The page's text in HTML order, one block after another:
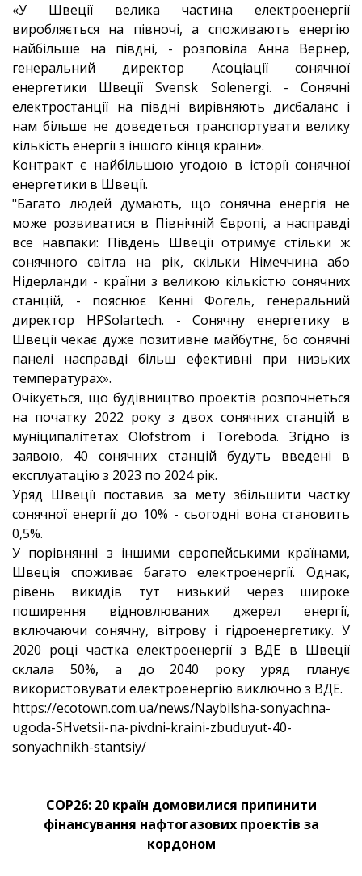
«У Швеції велика частина електроенергії
виробляється на півночі, а споживають енергію
найбільше на півдні, - розповіла Анна Вернер,
генеральний директор Асоціації сонячної
енергетики Швеції Svensk Solenergi. - Сонячні
електростанції на півдні вирівняють дисбаланс і
нам більше не доведеться транспортувати велику
кількість енергії з іншого кінця країни».
Контракт є найбільшою угодою в історії сонячної
енергетики в Швеції.
"Багато людей думають, що сонячна енергія не
може розвиватися в Північній Європі, а насправді
все навпаки: Південь Швеції отримує стільки ж
сонячного світла на рік, скільки Німеччина або
Нідерланди - країни з великою кількістю сонячних
станцій, - пояснює Кенні Фогель, генеральний
директор HPSolartech. - Сонячну енергетику в
Швеції чекає дуже позитивне майбутнє, бо сонячні
панелі насправді більш ефективні при низьких
температурах».
Очікується, що будівництво проектів розпочнеться
на початку 2022 року з двох сонячних станцій в
муніципалітетах Olofström і Töreboda. Згідно із
заявою, 40 сонячних станцій будуть введені в
експлуатацію з 2023 по 2024 рік.
Уряд Швеції поставив за мету збільшити частку
сонячної енергії до 10% - сьогодні вона становить
0,5%.
У порівнянні з іншими європейськими країнами,
Швеція споживає багато електроенергії. Однак,
рівень викидів тут низький через широке
поширення відновлюваних джерел енергії,
включаючи сонячну, вітрову і гідроенергетику. У
2020 році частка електроенергії з ВДЕ в Швеції
склала 50%, а до 2040 року уряд планує
використовувати електроенергію виключно з ВДЕ.
https://ecotown.com.ua/news/Naybilsha-sonyachna-
ugoda-SHvetsii-na-pivdni-kraini-zbuduyut-40-
sonyachnikh-stantsiy/
COP26: 20 країн домовилися припинити
фінансування нафтогазових проектів за
кордоном